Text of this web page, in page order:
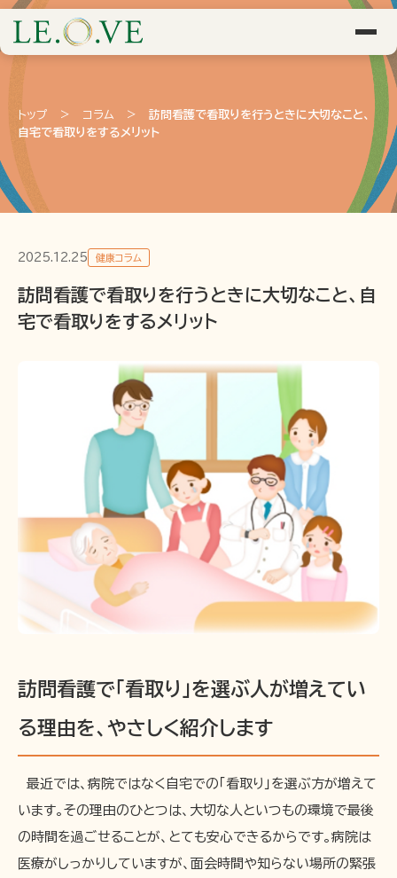
トップ > コラム >
訪問看護で看取りを行うときに大切なこと、
自宅で看取りをするメリット
2025.12.25 健康コラム
訪問看護で看取りを行うときに大切なこと、自
宅で看取りをするメリット
訪問看護で「看取り」を選ぶ人が増えてい
る理由を、やさしく紹介します
最近では、病院ではなく自宅での「看取り」を選ぶ方が増えて
います。その理由のひとつは、大切な人といつもの環境で最後
の時間を過ごせることが、とても安心できるからです。病院は
医療がしっかりしていますが、面会時間や知らない場所の緊張